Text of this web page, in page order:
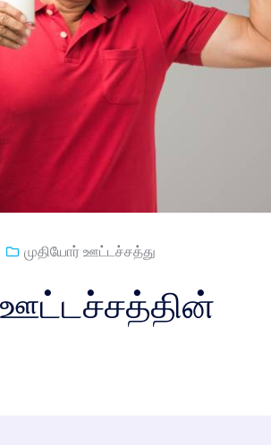
முதியோர் ஊட்டச்சத்து
ஊட்டச்சத்தின்